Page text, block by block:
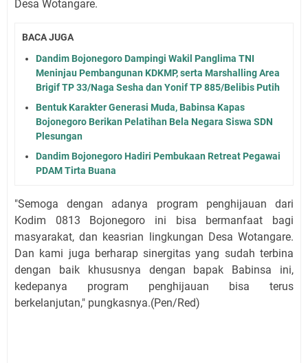
Desa Wotangare.
BACA JUGA
Dandim Bojonegoro Dampingi Wakil Panglima TNI
Meninjau Pembangunan KDKMP, serta Marshalling Area
Brigif TP 33/Naga Sesha dan Yonif TP 885/Belibis Putih
Bentuk Karakter Generasi Muda, Babinsa Kapas
Bojonegoro Berikan Pelatihan Bela Negara Siswa SDN
Plesungan
Dandim Bojonegoro Hadiri Pembukaan Retreat Pegawai
PDAM Tirta Buana
"Semoga dengan adanya program penghijauan dari
Kodim 0813 Bojonegoro ini bisa bermanfaat bagi
masyarakat, dan keasrian lingkungan Desa Wotangare.
Dan kami juga berharap sinergitas yang sudah terbina
dengan baik khususnya dengan bapak Babinsa ini,
kedepanya program penghijauan bisa terus
berkelanjutan," pungkasnya.(Pen/Red)